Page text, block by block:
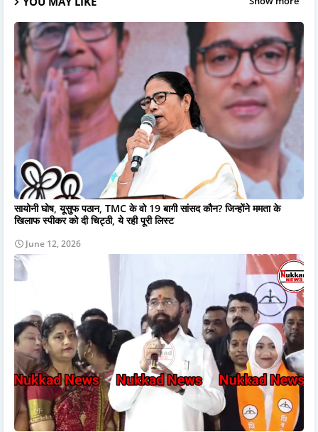
सायोनी घोष, यूसुफ पठान, TMC के वो 19 बागी सांसद कौन? जिन्होंने ममता के
खिलाफ स्पीकर को दी चिट्ठी, ये रही पूरी लिस्ट
June 12, 2026